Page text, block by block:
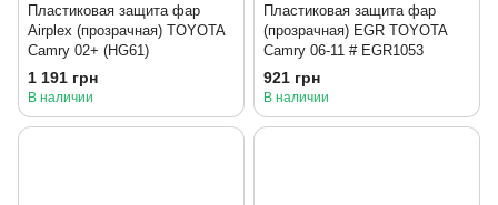
Пластиковая защита фар
Airplex (прозрачная) TOYOTA
Camry 02+ (HG61)
1 191 грн
В наличии
Пластиковая защита фар
(прозрачная) EGR TOYOTA
Camry 06-11 # EGR1053
921 грн
В наличии